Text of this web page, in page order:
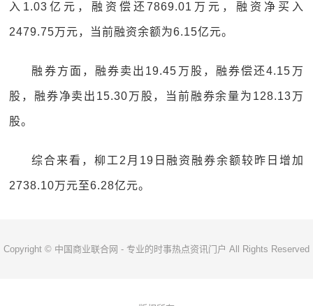
入1.03亿元，融资偿还7869.01万元，融资净买入
2479.75万元，当前融资余额为6.15亿元。
融券方面，融券卖出19.45万股，融券偿还4.15万
股，融券净卖出15.30万股，当前融券余量为128.13万
股。
综合来看，柳工2月19日融资融券余额较昨日增加
2738.10万元至6.28亿元。
Copyright © 中国商业联合网 - 专业的时事热点资讯门户 All Rights Reserved